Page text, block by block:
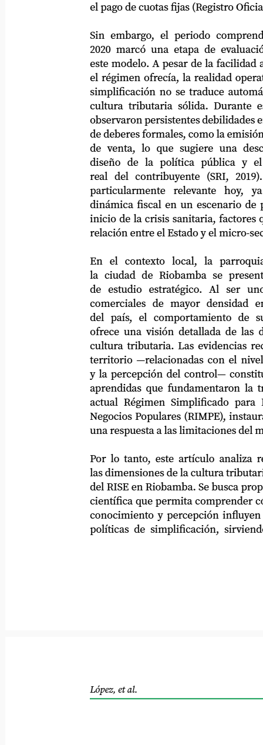
el pago de cuotas fijas (Registro Oficial
Sin embargo, el periodo comprendido
2020 marcó una etapa de evaluación
este modelo. A pesar de la facilidad
el régimen ofrecía, la realidad operativa
simplificación no se traduce
cultura tributaria sólida. Durante este
observaron persistentes debilidades en el
de deberes formales, como la emisión de
de venta, lo que sugiere una
diseño
de la política pública y el
real
del contribuyente (SRI,
2019).
particularmente
relevante hoy,
ya
dinámica fiscal en un escenario de pre-
inicio de la crisis sanitaria, factores que
relación entre el Estado y el micro-sector
En el contexto local, la
parroquia
la ciudad de Riobamba se presenta
de
estudio estratégico. Al ser
uno
comerciales
de mayor densidad
del
país, el comportamiento de
ofrece una visión detallada de las
cultura tributaria. Las evidencias
territorio —relacionadas con el nivel de
y la percepción del control—
aprendidas que fundamentaron la
actual Régimen Simplificado para
Negocios Populares (RIMPE), instaurado
una respuesta a las limitaciones del
Por lo tanto, este artículo analiza
las dimensiones de la cultura tributaria
del RISE en Riobamba. Se busca
científica que permita comprender cómo
conocimiento y percepción influyen en
políticas de simplificación, sirviendo
López, et al.